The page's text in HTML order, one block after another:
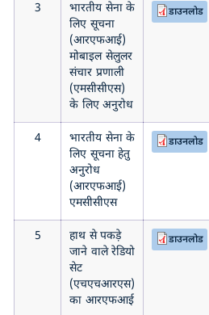
3
भारतीय सेना के
लिए सूचना
(आरएफआई)
मोबाइल सेलुलर
संचार प्रणाली
(एमसीसीएस)
के लिए अनुरोध
डाउनलोड
4
भारतीय सेना के
लिए सूचना हेतु
अनुरोध
(आरएफआई)
एमसीसीएस
डाउनलोड
5
हाथ से पकड़े
जाने वाले रेडियो
सेट
(एचएचआरएस)
का आरएफआई
डाउनलोड